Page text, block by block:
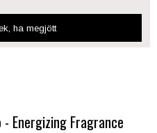
, ha megjött
Energizing Fragrance